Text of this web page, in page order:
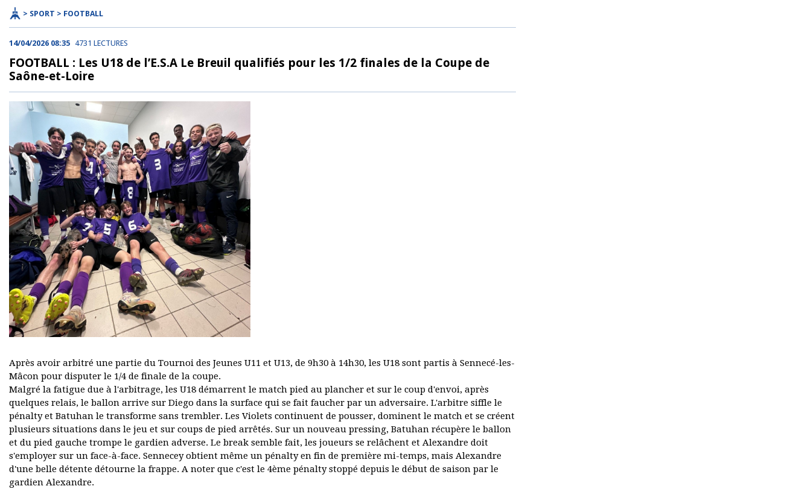
> SPORT > FOOTBALL
14/04/2026 08:35 4731 LECTURES
FOOTBALL : Les U18 de l’E.S.A Le Breuil qualifiés pour les 1/2 finales de la Coupe de
Saône-et-Loire
Après avoir arbitré une partie du Tournoi des Jeunes U11 et U13, de 9h30 à 14h30, les U18 sont partis à Sennecé-les-
Mâcon pour disputer le 1/4 de finale de la coupe.
Malgré la fatigue due à l'arbitrage, les U18 démarrent le match pied au plancher et sur le coup d'envoi, après
quelques relais, le ballon arrive sur Diego dans la surface qui se fait faucher par un adversaire. L'arbitre siffle le
pénalty et Batuhan le transforme sans trembler. Les Violets continuent de pousser, dominent le match et se créent
plusieurs situations dans le jeu et sur coups de pied arrêtés. Sur un nouveau pressing, Batuhan récupère le ballon
et du pied gauche trompe le gardien adverse. Le break semble fait, les joueurs se relâchent et Alexandre doit
s'employer sur un face-à-face. Sennecey obtient même un pénalty en fin de première mi-temps, mais Alexandre
d'une belle détente détourne la frappe. A noter que c'est le 4ème pénalty stoppé depuis le début de saison par le
gardien Alexandre.